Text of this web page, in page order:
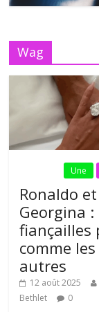
Wag
Une
Ronaldo et
Georgina :
fiançailles
comme les
autres
12 août 2025
Bethlet
0